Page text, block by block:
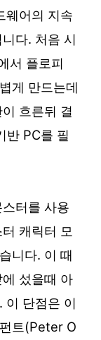
웨어의 지속
다. 처음 시
서 플로피
게 만드는데
흐른뒤 결
반 PC를 필
터를 사용
캐릭터 모
니다. 이 때
섰을때 아
이 단점은 이
트(Peter O